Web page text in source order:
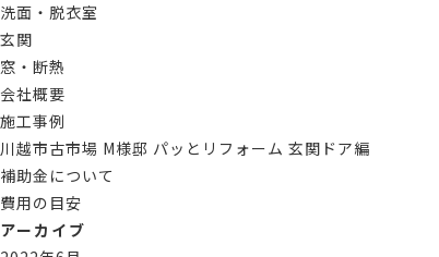
洗面・脱衣室
玄関
窓・断熱
会社概要
施工事例
川越市古市場 M様邸 パッとリフォーム 玄関ドア編
補助金について
費用の目安
アーカイブ